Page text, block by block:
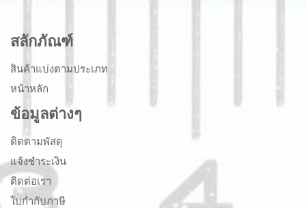
สลักภัณฑ์
สินค้าแบ่งตามประเภท
หน้าหลัก
ข้อมูลต่างๆ
ติดตามพัสดุ
แจ้งชำระเงิน
ติดต่อเรา
ใบกำกับภาษี